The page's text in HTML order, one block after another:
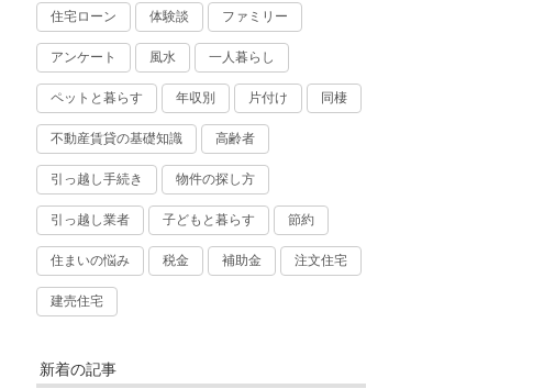
住宅ローン 体験談 ファミリー
アンケート 風水 一人暮らし
ペットと暮らす 年収別 片付け 同棲
不動産賃貸の基礎知識 高齢者
引っ越し手続き 物件の探し方
引っ越し業者 子どもと暮らす 節約
住まいの悩み 税金 補助金 注文住宅
建売住宅
新着の記事